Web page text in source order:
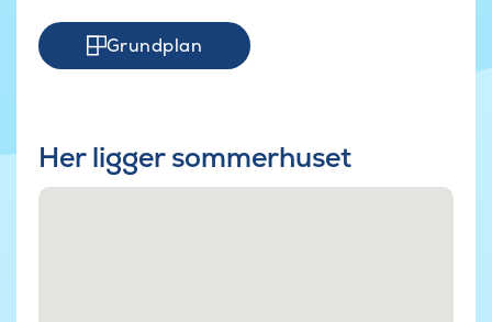
Grundplan
Her ligger sommerhuset